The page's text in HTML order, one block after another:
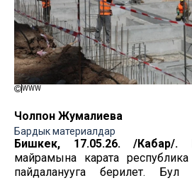
WWW
Чолпон Жумалиева
Бардык материалдар
Бишкек, 17.05.26. /Кабар/.
майрамына карата
пайдаланууга берилет. Бул